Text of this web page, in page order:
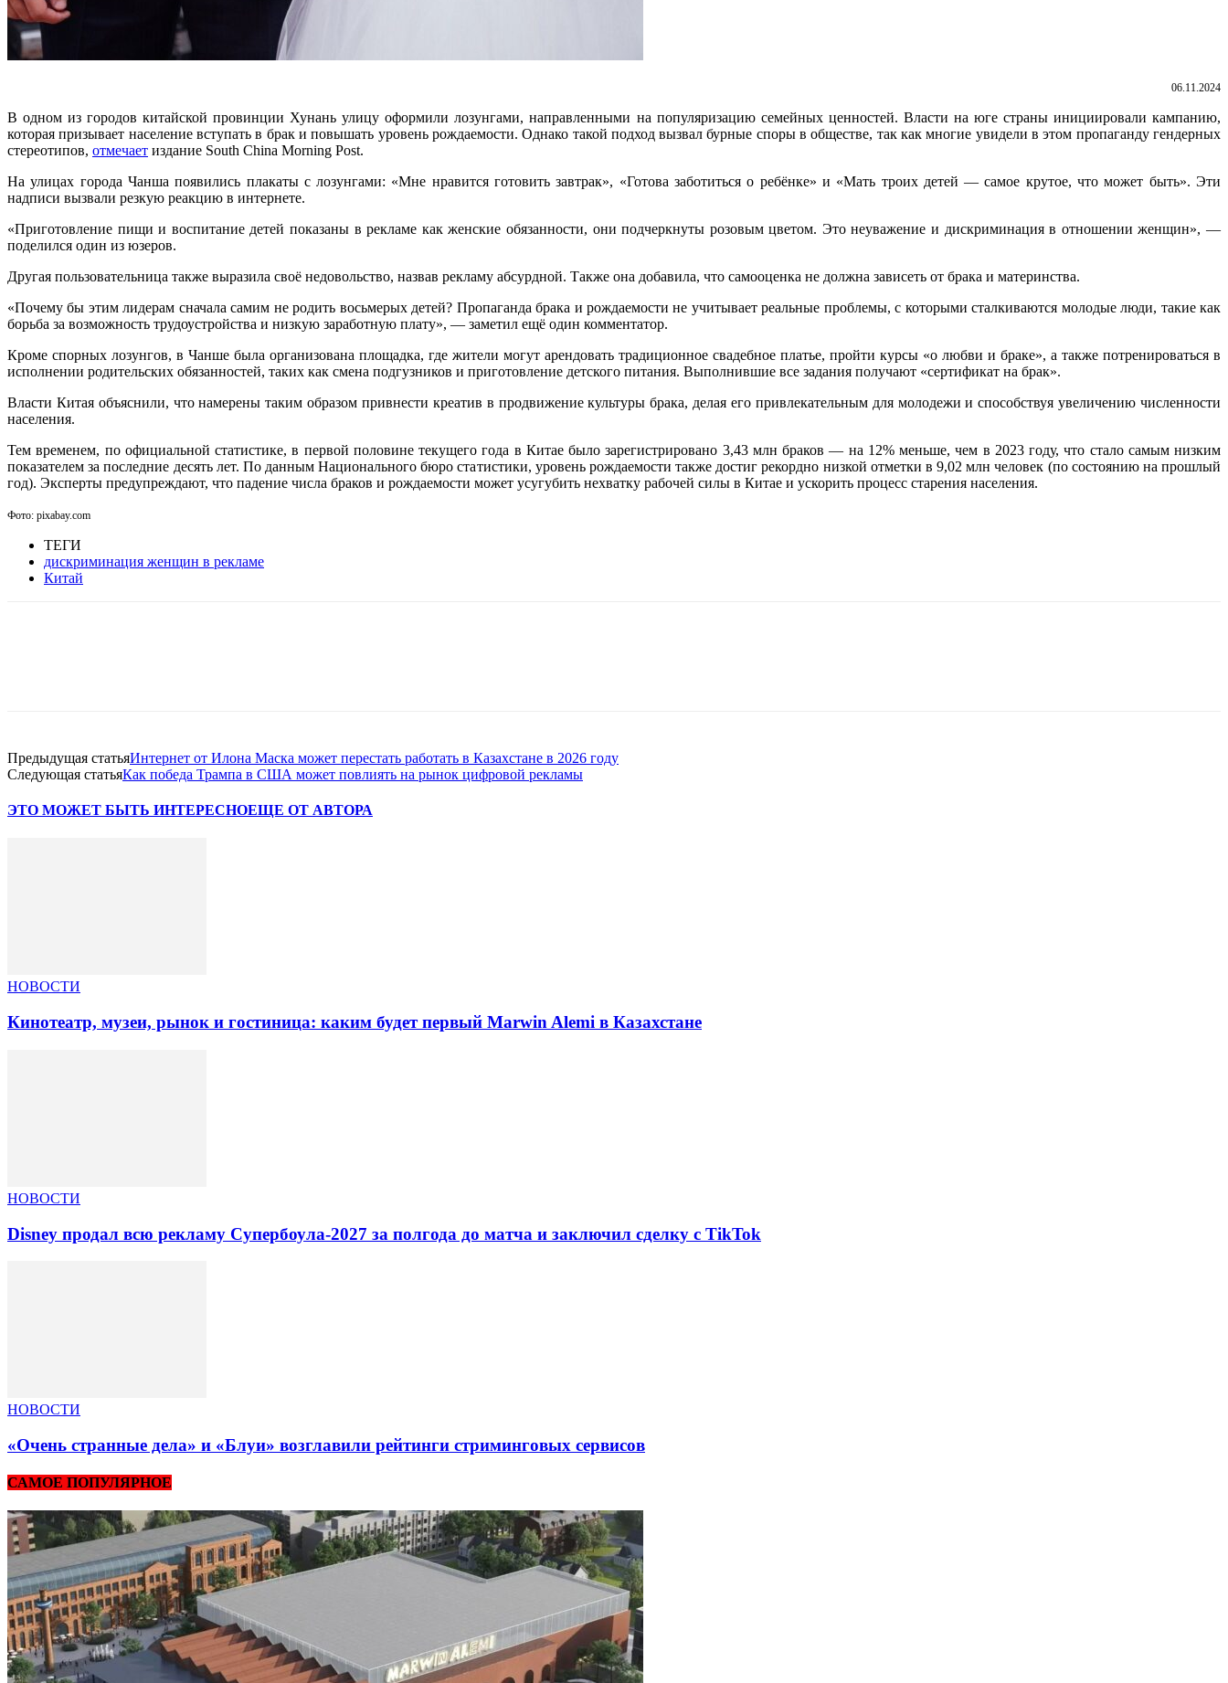
06.11.2024
В одном из городов китайской провинции Хунань улицу оформили лозунгами, направленными на популяризацию семейных ценностей. Власти на юге страны инициировали кампанию,
которая призывает население вступать в брак и повышать уровень рождаемости. Однако такой подход вызвал бурные споры в обществе, так как многие увидели в этом пропаганду гендерных
стереотипов, отмечает издание South China Morning Post.
На улицах города Чанша появились плакаты с лозунгами: «Мне нравится готовить завтрак», «Готова заботиться о ребёнке» и «Мать троих детей — самое крутое, что может быть». Эти
надписи вызвали резкую реакцию в интернете.
«Приготовление пищи и воспитание детей показаны в рекламе как женские обязанности, они подчеркнуты розовым цветом. Это неуважение и дискриминация в отношении женщин», —
поделился один из юзеров.
Другая пользовательница также выразила своё недовольство, назвав рекламу абсурдной. Также она добавила, что самооценка не должна зависеть от брака и материнства.
«Почему бы этим лидерам сначала самим не родить восьмерых детей? Пропаганда брака и рождаемости не учитывает реальные проблемы, с которыми сталкиваются молодые люди, такие как
борьба за возможность трудоустройства и низкую заработную плату», — заметил ещё один комментатор.
Кроме спорных лозунгов, в Чанше была организована площадка, где жители могут арендовать традиционное свадебное платье, пройти курсы «о любви и браке», а также потренироваться в
исполнении родительских обязанностей, таких как смена подгузников и приготовление детского питания. Выполнившие все задания получают «сертификат на брак».
Власти Китая объяснили, что намерены таким образом привнести креатив в продвижение культуры брака, делая его привлекательным для молодежи и способствуя увеличению численности
населения.
Тем временем, по официальной статистике, в первой половине текущего года в Китае было зарегистрировано 3,43 млн браков — на 12% меньше, чем в 2023 году, что стало самым низким
показателем за последние десять лет. По данным Национального бюро статистики, уровень рождаемости также достиг рекордно низкой отметки в 9,02 млн человек (по состоянию на прошлый
год). Эксперты предупреждают, что падение числа браков и рождаемости может усугубить нехватку рабочей силы в Китае и ускорить процесс старения населения.
Фото: pixabay.com
ТЕГИ
дискриминация женщин в рекламе
Китай
Предыдущая статьяИнтернет от Илона Маска может перестать работать в Казахстане в 2026 году
Следующая статьяКак победа Трампа в США может повлиять на рынок цифровой рекламы
ЭТО МОЖЕТ БЫТЬ ИНТЕРЕСНОЕЩЕ ОТ АВТОРА
НОВОСТИ
Кинотеатр, музеи, рынок и гостиница: каким будет первый Marwin Alemi в Казахстане
НОВОСТИ
Disney продал всю рекламу Супербоула-2027 за полгода до матча и заключил сделку с TikTok
НОВОСТИ
«Очень странные дела» и «Блуи» возглавили рейтинги стриминговых сервисов
САМОЕ ПОПУЛЯРНОЕ